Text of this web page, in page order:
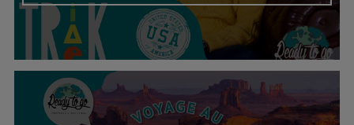
Découvrir cet interview